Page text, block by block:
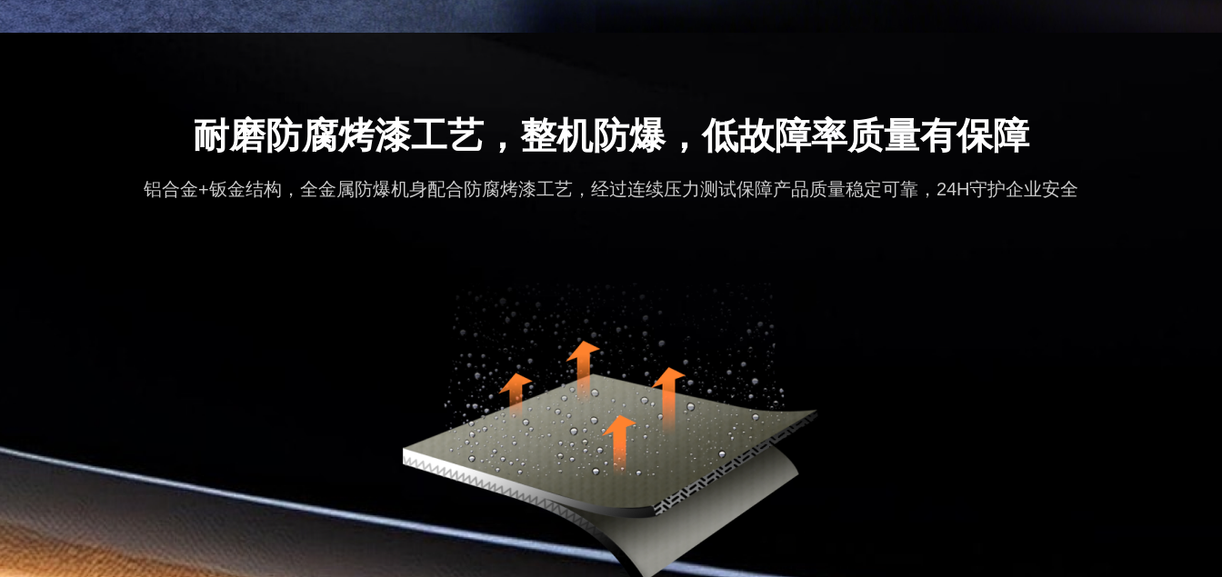
耐磨防腐烤漆工艺，整机防爆，低故障率质量有保障
铝合金+钣金结构，全金属防爆机身配合防腐烤漆工艺，经过连续压力测试保障产品质量稳定可靠，24H守护企业安全